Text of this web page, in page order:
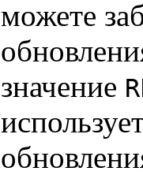
можете
значение